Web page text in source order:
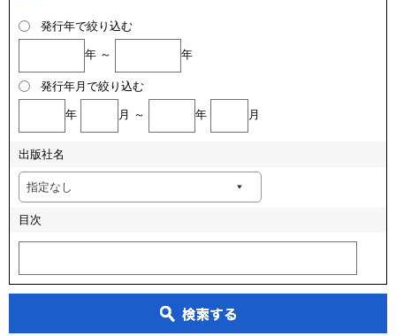
発行年で絞り込む
年 ～ 年
発行年月で絞り込む
年 月 ～ 年 月
出版社名
目次